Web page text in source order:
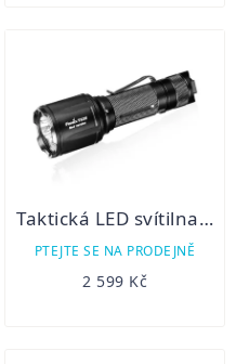
Taktická LED svítilna Fenix TK25 Red
PTEJTE SE NA PRODEJNĚ
2 599 Kč